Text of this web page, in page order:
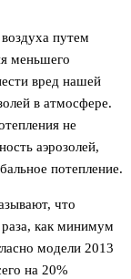
путем
меньшего
вред нашей
в атмосфере.
не
аэрозолей,
потепление.
что
как минимум
модели 2013
на 20%